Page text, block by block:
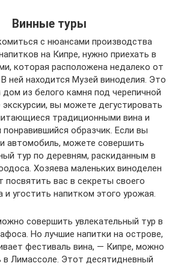
Винные туры
с нюансами производства
на Кипре, нужно приехать в
которая расположена недалеко от
ней находится Музей виноделия. Это
из белого камня под черепичной
вы можете дегустировать
традиционными вина и
понравившийся образчик. Если вы
автомобиль, можете совершить
тур по деревням, раскиданным в
Хозяева маленьких виноделен
посвятить вас в секреты своего
и угостить напитком этого урожая.
совершить увлекательный тур в
Но лучшие напитки на острове,
фестиваль вина, — Кипре, можно
в Лимассоле. Этот десятидневный